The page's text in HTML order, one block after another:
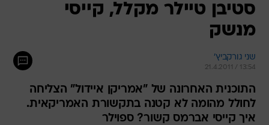
סטיבן טיילר מקלל, קייסי
מנשק
שני גורקביץ'
21.4.2011 / 13:54
התוכנית האחרונה של "אמריקן איידול" הצליחה
לחולל מהומה לא קטנה בתקשורת האמריקאית.
איך קייסי אברמס קשור? ספוילר